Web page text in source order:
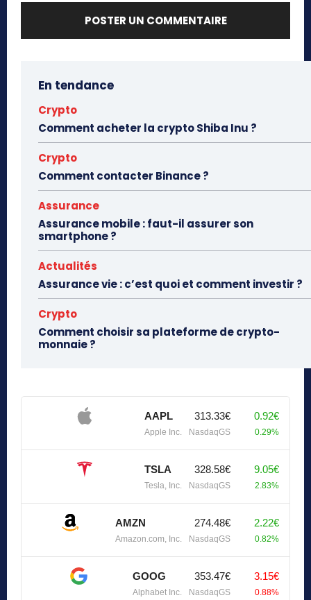
En tendance
Crypto
Comment acheter la crypto Shiba Inu ?
Crypto
Comment contacter Binance ?
Assurance
Assurance mobile : faut-il assurer son
smartphone ?
Actualités
Assurance vie : c’est quoi et comment investir ?
Crypto
Comment choisir sa plateforme de crypto-
monnaie ?
AAPL
Apple Inc.
313.33€
NasdaqGS
0.92€
0.29%
TSLA
Tesla, Inc.
328.58€
NasdaqGS
9.05€
2.83%
AMZN
Amazon.com, Inc.
274.48€
NasdaqGS
2.22€
0.82%
GOOG
Alphabet Inc.
353.47€
NasdaqGS
3.15€
0.88%